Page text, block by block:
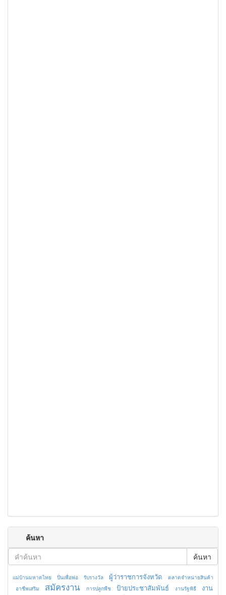
ค้นหา
ค้นหา
แม่บ้านมหาดไทย ปั่นเพื่อพ่อ รับรางวัล ผู้ว่าราชการจังหวัด
ตลาดจำหน่ายสินค้า
อาชีพเสริม
สมัครงาน การปลูกพืช ป้ายประชาสัมพันธ์ งานรัฐพิธี
งาน